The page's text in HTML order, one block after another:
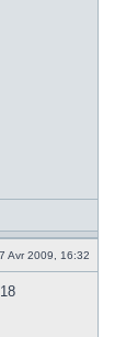
Avr 2009, 16:32